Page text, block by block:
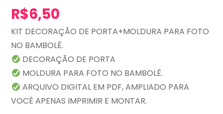
R$6,50
KIT DECORAÇÃO DE PORTA+MOLDURA PARA FOTO
NO BAMBOLÊ.
DECORAÇÃO DE PORTA
MOLDURA PARA FOTO NO BAMBOLÊ.
ARQUIVO DIGITAL EM PDF, AMPLIADO PARA
VOCÊ APENAS IMPRIMIR E MONTAR.